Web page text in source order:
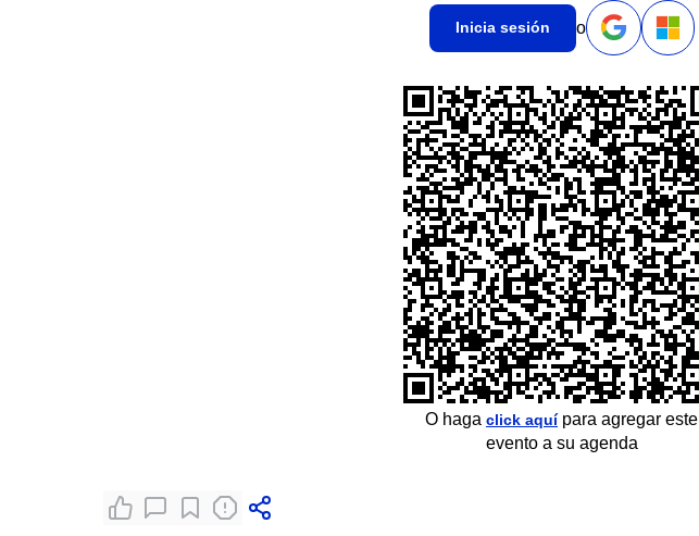
Inicia sesión o
O haga click aquípara agregar este
evento a su agenda